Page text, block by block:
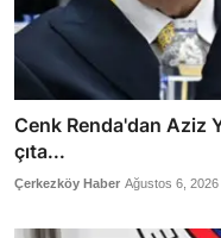
Cenk Renda'dan Aziz
çıta...
Çerkezköy Haber Ağustos 6, 2026